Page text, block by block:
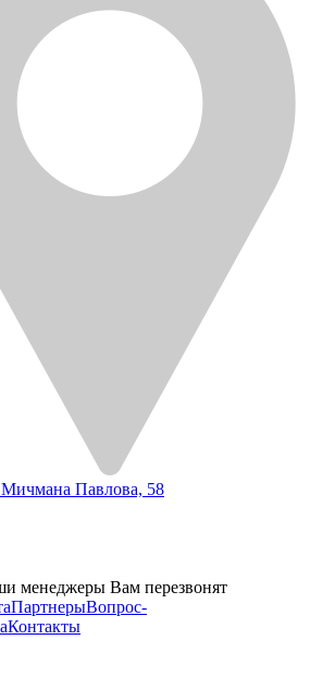
Павлова, 58
менеджеры Вам перезвонят
ПартнерыВопрос-
Контакты